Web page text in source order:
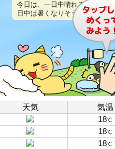
今日は、一日中晴れるでしょう。
日中は暑くなりそうです。
天気 気温
18℃
18℃
18℃